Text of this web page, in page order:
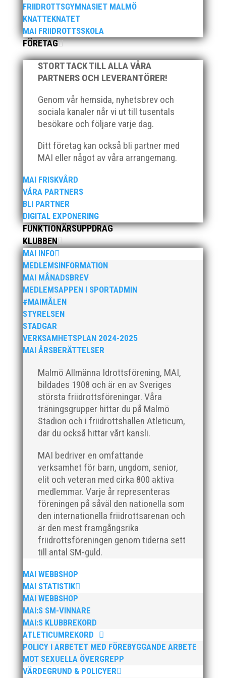
FRIIDROTTSGYMNASIET MALMÖ
KNATTEKNATET
MAI FRIIDROTTSSKOLA
FÖRETAG
STORT TACK TILL ALLA VÅRA
PARTNERS OCH LEVERANTÖRER!
Genom vår hemsida, nyhetsbrev och
sociala kanaler når vi ut till tusentals
besökare och följare varje dag.
Ditt företag kan också bli partner med
MAI eller något av våra arrangemang.
MAI FRISKVÅRD
VÅRA PARTNERS
BLI PARTNER
DIGITAL EXPONERING
FUNKTIONÄRSUPPDRAG
KLUBBEN
MAI INFO
MEDLEMSINFORMATION
MAI MÅNADSBREV
MEDLEMSAPPEN I SPORTADMIN
#MAIMÅLEN
STYRELSEN
STADGAR
VERKSAMHETSPLAN 2024-2025
MAI ÅRSBERÄTTELSER
Malmö Allmänna Idrottsförening, MAI,
bildades 1908 och är en av Sveriges
största friidrottsföreningar. Våra
träningsgrupper hittar du på Malmö
Stadion och i friidrottshallen Atleticum,
där du också hittar vårt kansli.
MAI bedriver en omfattande
verksamhet för barn, ungdom, senior,
elit och veteran med cirka 800 aktiva
medlemmar. Varje år representeras
föreningen på såväl den nationella som
den internationella friidrottsarenan och
är den mest framgångsrika
friidrottsföreningen genom tiderna sett
till antal SM-guld.
MAI WEBBSHOP
MAI STATISTIK
MAI WEBBSHOP
MAI:S SM-VINNARE
MAI:S KLUBBREKORD
ATLETICUMREKORD
POLICY I ARBETET MED FÖREBYGGANDE ARBETE
MOT SEXUELLA ÖVERGREPP
VÄRDEGRUND & POLICYER
Över hundra personer infann sig till årsmötet som
ägde rum på onsdagskvällen på Erics Bar &
Restaurang på Stadionområdet.
Klubb Skåne bjuder in till årets första
grengruppsträff för häck och sprint Lördagen den 23
mars blir det en dag med fokus på häck och sprint.
Träffen riktar sig till ALLA tränare samt aktiva födda
2007–2010. Har ni en aktiv som är ett år yngre eller
äldre så hör...
Den 16-17 mars är det dags igen för ett MAI
arrangemang. Då anordnar MAI på uppdrag av
Svenska Friidrottsförbundet Götalandsmästerskapen
för 13-14 åringar. De distrikt som ingår i
Götalandsregionen och deltar med lag i
Götalandsmästerskapen är Västsvenska, Göteborg,...
I helgen anordnades Malmö Indoor Challenge i
Atleticum, en av MAI:s egna inomhusarrangemang
och med ungdom, senior och veterantävling i
Tävling". Det blev en härlig tävlingshelg med många
fina resultat med över 1650...
Efter en noggrann och lång rekryteringsprocess är vi
glada att kunna välkomna vår nya klubbdirektör,
Peter Karlsson, till vårt team. Med hans tidigare
erfarenhet och expertis från sina fyra år som
klubbchef på IF Kville i Göteborg är vi övertygade om
att han kommer...
Den 24-25 februari var det SM för juniorer (K22/M22 -